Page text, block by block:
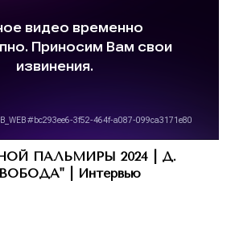
ПАЛЬМИРЫ 2024 | Д.
| Интервью